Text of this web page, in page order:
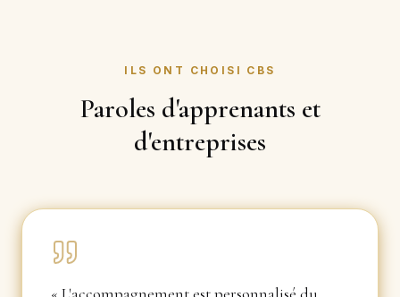
ILS ONT CHOISI CBS
Paroles d'apprenants et
d'entreprises
« L'accompagnement est personnalisé du